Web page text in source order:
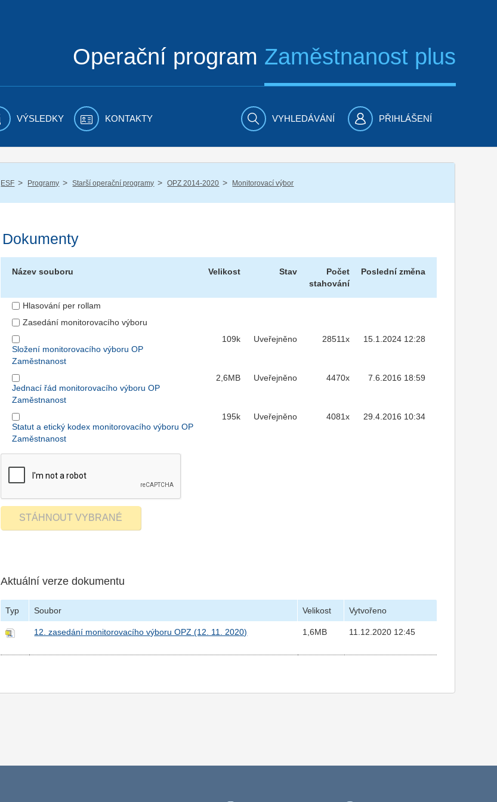
Operační program Zaměstnanost plus
VÝSLEDKY KONTAKTY VYHLEDÁVÁNÍ PŘIHLÁŠENÍ
ESF / Programy / Starší operační programy / OPZ 2014-2020 / Monitorovací výbor
Dokumenty
Název souboru Velikost Stav
Počet
stahování
Poslední změna
Hlasování per rollam
Zasedání monitorovacího výboru
Složení monitorovacího výboru OP
Zaměstnanost
109k Uveřejněno 28511x 15.1.2024 12:28
Jednací řád monitorovacího výboru OP
Zaměstnanost
2,6MB Uveřejněno 4470x 7.6.2016 18:59
Statut a etický kodex monitorovacího výboru OP
Zaměstnanost
195k Uveřejněno 4081x 29.4.2016 10:34
Aktuální verze dokumentu
Typ Soubor Velikost Vytvořeno
12. zasedání monitorovacího výboru OPZ (12. 11. 2020) 1,6MB 11.12.2020 12:45